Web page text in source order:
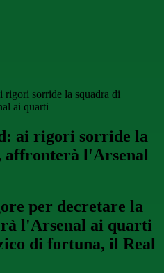
sorride la squadra di
ai quarti
ai rigori sorride la
affronterà l'Arsenal
per decretare la
l'Arsenal ai quarti
di fortuna, il Real